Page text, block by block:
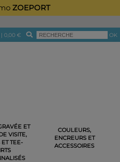
ZOEPORT
| 0,00 € OK
ET
VISITE,
ET TEE-
COULEURS,
ENCREURS ET
ACCESSOIRES